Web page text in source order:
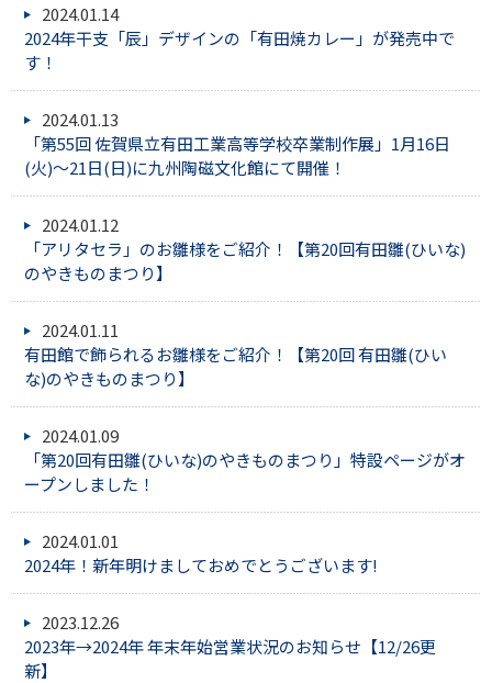
2024.01.14
2024年干支「辰」デザインの「有田焼カレー」が発売中で
す！
2024.01.13
「第55回 佐賀県立有田工業高等学校卒業制作展」1月16日
(火)～21日(日)に九州陶磁文化館にて開催！
2024.01.12
「アリタセラ」のお雛様をご紹介！【第20回有田雛(ひいな)
のやきものまつり】
2024.01.11
有田館で飾られるお雛様をご紹介！【第20回 有田雛(ひい
な)のやきものまつり】
2024.01.09
「第20回有田雛(ひいな)のやきものまつり」特設ページがオ
ープンしました！
2024.01.01
2024年！新年明けましておめでとうございます!
2023.12.26
2023年→2024年 年末年始営業状況のお知らせ【12/26更
新】